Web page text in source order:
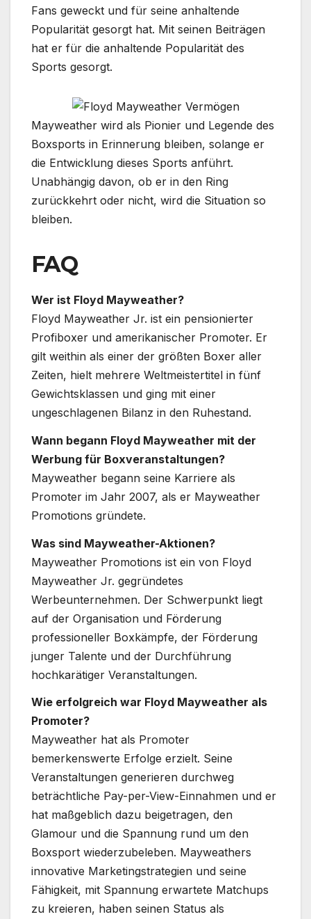
Fans geweckt und für seine anhaltende
Popularität gesorgt hat. Mit seinen Beiträgen
hat er für die anhaltende Popularität des
Sports gesorgt.
Mayweather wird als Pionier und Legende des
Boxsports in Erinnerung bleiben, solange er
die Entwicklung dieses Sports anführt.
Unabhängig davon, ob er in den Ring
zurückkehrt oder nicht, wird die Situation so
bleiben.
FAQ
Wer ist Floyd Mayweather?
Floyd Mayweather Jr. ist ein pensionierter
Profiboxer und amerikanischer Promoter. Er
gilt weithin als einer der größten Boxer aller
Zeiten, hielt mehrere Weltmeistertitel in fünf
Gewichtsklassen und ging mit einer
ungeschlagenen Bilanz in den Ruhestand.
Wann begann Floyd Mayweather mit der
Werbung für Boxveranstaltungen?
Mayweather begann seine Karriere als
Promoter im Jahr 2007, als er Mayweather
Promotions gründete.
Was sind Mayweather-Aktionen?
Mayweather Promotions ist ein von Floyd
Mayweather Jr. gegründetes
Werbeunternehmen. Der Schwerpunkt liegt
auf der Organisation und Förderung
professioneller Boxkämpfe, der Förderung
junger Talente und der Durchführung
hochkarätiger Veranstaltungen.
Wie erfolgreich war Floyd Mayweather als
Promoter?
Mayweather hat als Promoter
bemerkenswerte Erfolge erzielt. Seine
Veranstaltungen generieren durchweg
beträchtliche Pay-per-View-Einnahmen und er
hat maßgeblich dazu beigetragen, den
Glamour und die Spannung rund um den
Boxsport wiederzubeleben. Mayweathers
innovative Marketingstrategien und seine
Fähigkeit, mit Spannung erwartete Matchups
zu kreieren, haben seinen Status als